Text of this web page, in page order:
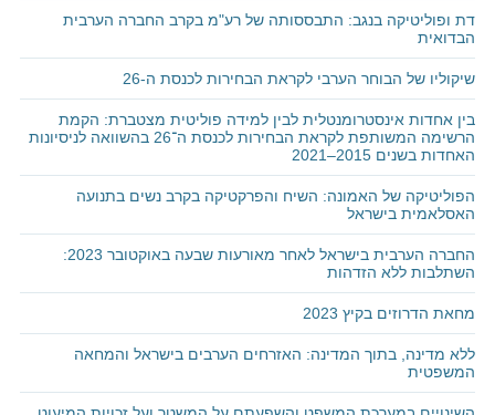
דת ופוליטיקה בנגב: התבססותה של רע"מ בקרב החברה הערבית
הבדואית
שיקוליו של הבוחר הערבי לקראת הבחירות לכנסת ה-26
בין אחדות אינסטרומנטלית לבין למידה פוליטית מצטברת: הקמת
הרשימה המשותפת לקראת הבחירות לכנסת ה־26 בהשוואה לניסיונות
האחדות בשנים 2015–2021
הפוליטיקה של האמונה: השיח והפרקטיקה בקרב נשים בתנועה
האסלאמית בישראל
החברה הערבית בישראל לאחר מאורעות שבעה באוקטובר 2023:
השתלבות ללא הזדהות
מחאת הדרוזים בקיץ 2023
ללא מדינה, בתוך המדינה: האזרחים הערבים בישראל והמחאה
המשפטית